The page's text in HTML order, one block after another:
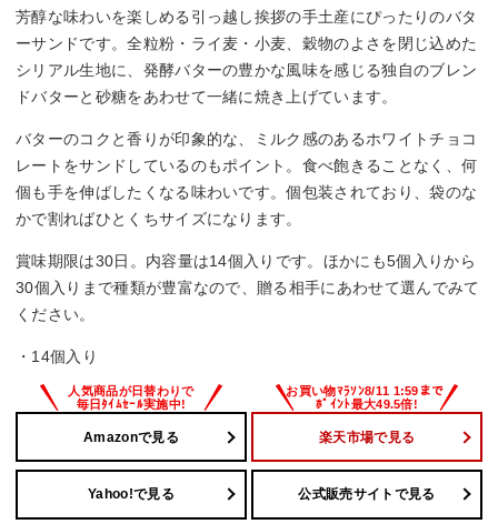
芳醇な味わいを楽しめる引っ越し挨拶の手土産にぴったりのバタ
ーサンドです。全粒粉・ライ麦・小麦、穀物のよさを閉じ込めた
シリアル生地に、発酵バターの豊かな風味を感じる独自のブレン
ドバターと砂糖をあわせて一緒に焼き上げています。
バターのコクと香りが印象的な、ミルク感のあるホワイトチョコ
レートをサンドしているのもポイント。食べ飽きることなく、何
個も手を伸ばしたくなる味わいです。個包装されており、袋のな
かで割ればひとくちサイズになります。
賞味期限は30日。内容量は14個入りです。ほかにも5個入りから
30個入りまで種類が豊富なので、贈る相手にあわせて選んでみて
ください。
・14個入り
Amazonで見る 楽天市場で見る
Yahoo!で見る 公式販売サイトで見る